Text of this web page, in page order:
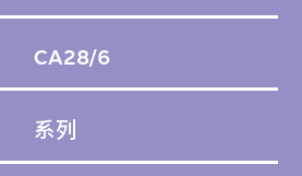
CA28/6
系列